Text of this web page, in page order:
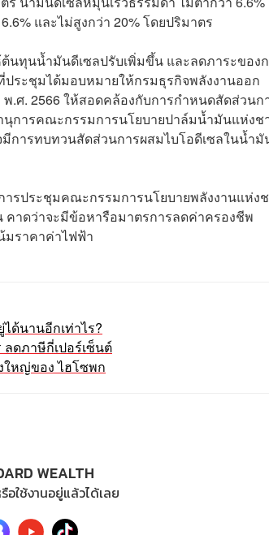
และไม่สูงกว่า 20% โดยปริมาตร
นทุนน้ำมันดีเซลปรับเพิ่มขึ้น และลดภาระของ
ระชุมได้มอบหมายให้กรมธุรกิจพลังงานออก
ศ. 2566 ให้สอดคล้องกับการกำหนดสัดส่วนก
นุการคณะกรรมการนโยบายปาล์มน้ำมันแห่งช
การทบทวนสัดส่วนการผสมไบโอดีเซลในน้ำมั
ารประชุมคณะกรรมการนโยบายพลังงานแห่ง
คาดว่าจะมีข้อหารือมาตรการลดค่าครองชีพ
มราคาค่าไฟฟ้า
ด้นานอีกเท่าไร?
ลดภาษีกี่เปอร์เซ็นต์
ใหญ่ของ ไฮโซพก
WEALTH
ใช้งานอยู่แล้วได้เลย